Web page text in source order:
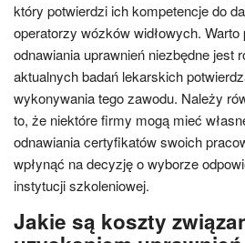
który potwierdzi ich kompetencje do
operatorzy wózków widłowych.
odnawiania uprawnień niezbędne jest
aktualnych badań lekarskich
wykonywania tego zawodu. Należy
to, że niektóre firmy mogą mieć
odnawiania certyfikatów swoich
wpłynąć na decyzję o wyborze
instytucji szkoleniowej.
Jakie są koszty